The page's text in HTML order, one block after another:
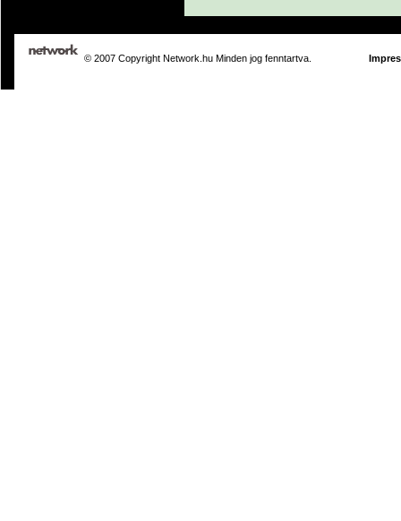
© 2007 Copyright Network.hu Minden jog fenntartva.